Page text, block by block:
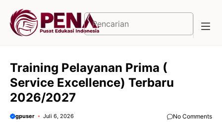
Cari
Training Pelayanan Prima (
Service Excellence) Terbaru
2026/2027
gpuser Juli 6, 2026 No Comments